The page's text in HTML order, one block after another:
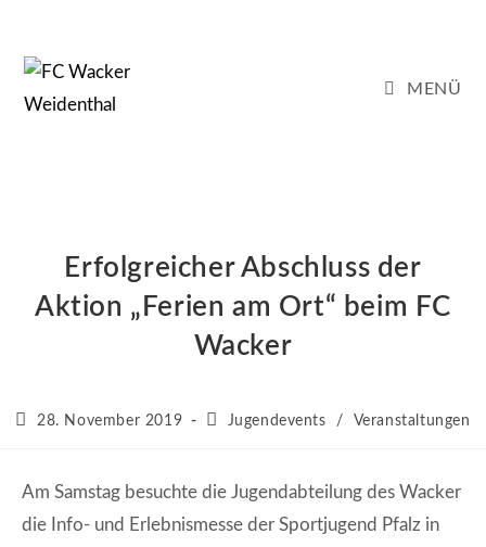
springen
MENÜ
Erfolgreicher Abschluss der
Aktion „Ferien am Ort“ beim FC
Wacker
Beitrag
28. November 2019
Beitrags-
Jugendevents / Veranstaltungen
Am Samstag besuchte die Jugendabteilung des Wacker
die Info- und Erlebnismesse der Sportjugend Pfalz in